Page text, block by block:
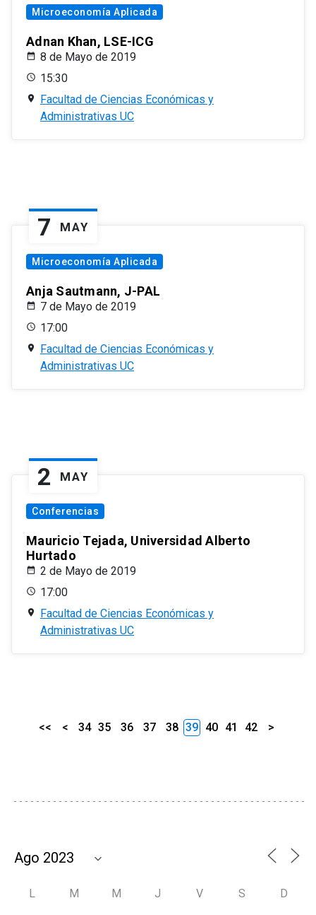
Microeconomía Aplicada
Adnan Khan, LSE-ICG
8 de Mayo de 2019
15:30
Facultad de Ciencias Económicas y
Administrativas UC
7 MAY
Microeconomía Aplicada
Anja Sautmann, J-PAL
7 de Mayo de 2019
17:00
Facultad de Ciencias Económicas y
Administrativas UC
2 MAY
Conferencias
Mauricio Tejada, Universidad Alberto
Hurtado
2 de Mayo de 2019
17:00
Facultad de Ciencias Económicas y
Administrativas UC
<< < 34 35 36 37 38 39 40 41 42 >
L M M J V S D